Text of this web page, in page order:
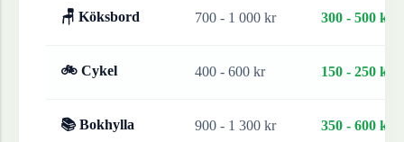
🪑 Köksbord 700 - 1 000 kr 300 - 500 kr
🚲 Cykel 400 - 600 kr 150 - 250 kr
📚 Bokhylla 900 - 1 300 kr 350 - 600 kr